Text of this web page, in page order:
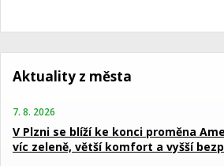
Aktuality z města
7. 8. 2026
V Plzni se blíží ke konci proměna
víc zeleně, větší komfort a vyšší